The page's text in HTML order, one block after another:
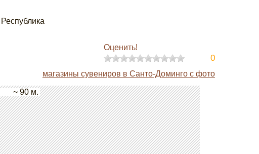
Оценить!
0
магазины сувениров в Санто-Доминго с фото
~ 90 м.